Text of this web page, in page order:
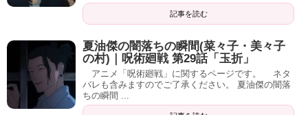
記事を読む
夏油傑の闇落ちの瞬間(菜々子・美々子
の村)｜呪術廻戦 第29話「玉折」
アニメ「呪術廻戦」に関するページです。 ネタ
バレも含みますのでご了承ください。 夏油傑の闇落
ちの瞬間 ...